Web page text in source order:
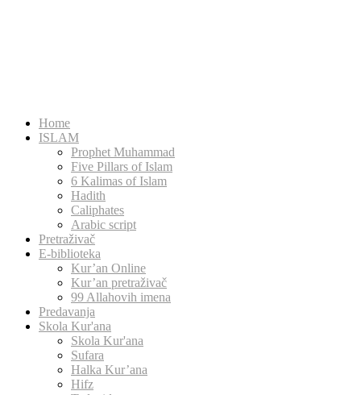
Home
ISLAM
Prophet Muhammad
Five Pillars of Islam
6 Kalimas of Islam
Hadith
Caliphates
Arabic script
Pretraživač
E-biblioteka
Kur’an Online
Kur’an pretraživač
99 Allahovih imena
Predavanja
Skola Kur'ana
Skola Kur'ana
Sufara
Halka Kur’ana
Hifz